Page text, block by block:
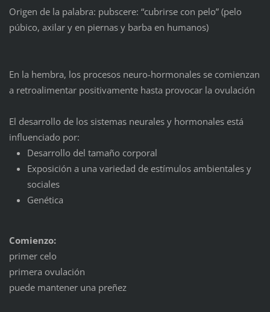
Origen de la palabra: pubscere: “cubrirse con pelo” (pelo
púbico, axilar y en piernas y barba en humanos)
En la hembra, los procesos neuro-hormonales se comienzan
a retroalimentar positivamente hasta provocar la ovulación
El desarrollo de los sistemas neurales y hormonales está
influenciado por:
Desarrollo del tamaño corporal
Exposición a una variedad de estímulos ambientales y
sociales
Genética
Comienzo:
primer celo
primera ovulación
puede mantener una preñez